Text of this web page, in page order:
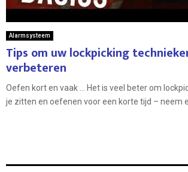
Alarmsysteem
Tips om uw lockpicking
verbeteren
Oefen kort en vaak … Het is veel beter om
je zitten en oefenen voor een korte tijd – neem